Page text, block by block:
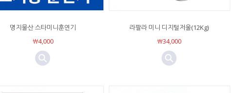
명지물산 스타미니훈연기
￦4,000
라팔라 미니 디지털저울(12Kg)
￦34,000